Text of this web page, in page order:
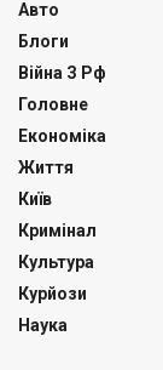
Авто
Блоги
Війна З Рф
Головне
Економіка
Життя
Київ
Кримінал
Культура
Курйози
Наука